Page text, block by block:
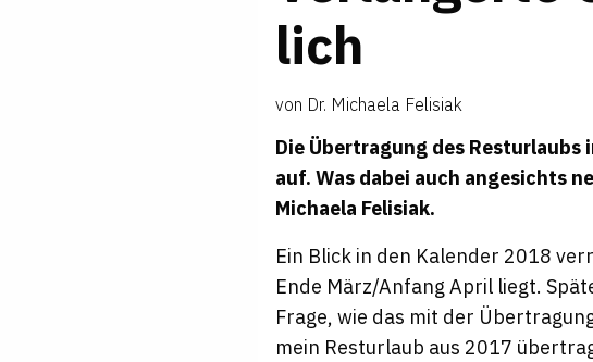
lich
von Dr. Michaela Felisiak
Die Übertragung des
auf. Was dabei auch angesichts
Michaela Felisiak.
Ein Blick in den Kalender 2018
Ende März/Anfang April liegt.
Frage, wie das mit der
mein Resturlaub aus 2017